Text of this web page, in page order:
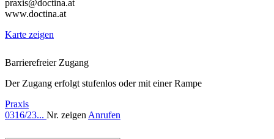
praxis@doctina.at
www.doctina.at
Karte zeigen
Barrierefreier Zugang
Der Zugang erfolgt stufenlos oder mit einer Rampe
Praxis
0316/23... Nr. zeigen Anrufen